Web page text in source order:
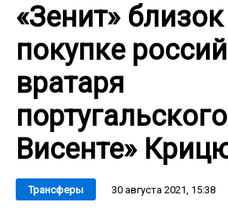
«Зенит»
покупке
вратаря
Висенте»
Трансферы 30 августа 2021, 15:38